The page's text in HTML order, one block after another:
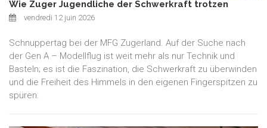
Wie Zuger Jugendliche der Schwerkraft trotzen
vendredi 12 juin 2026
Schnuppertag bei der MFG Zugerland. Auf der Suche nach
der Gen A – Modellflug ist weit mehr als nur Technik und
Basteln; es ist die Faszination, die Schwerkraft zu überwinden
und die Freiheit des Himmels in den eigenen Fingerspitzen zu
spüren.